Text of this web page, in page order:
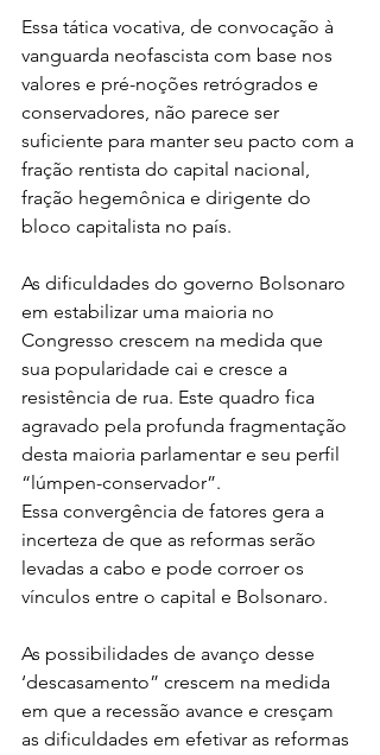
Essa tática vocativa, de convocação à
vanguarda neofascista com base nos
valores e pré-noções retrógrados e
conservadores, não parece ser
suficiente para manter seu pacto com a
fração rentista do capital nacional,
fração hegemônica e dirigente do
bloco capitalista no país.
As dificuldades do governo Bolsonaro
em estabilizar uma maioria no
Congresso crescem na medida que
sua popularidade cai e cresce a
resistência de rua. Este quadro fica
agravado pela profunda fragmentação
desta maioria parlamentar e seu perfil
“lúmpen-conservador”.
Essa convergência de fatores gera a
incerteza de que as reformas serão
levadas a cabo e pode corroer os
vínculos entre o capital e Bolsonaro.
As possibilidades de avanço desse
‘descasamento” crescem na medida
em que a recessão avance e cresçam
as dificuldades em efetivar as reformas